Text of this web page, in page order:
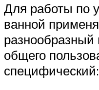
Для работы по
ванной
разнообразный
общего
специфический: